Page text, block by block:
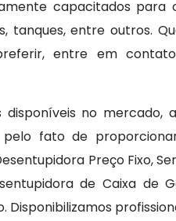
capacitados
tanques, entre outros.
entre em
disponíveis no
pelo fato de
Preço Fixo,
de Caixa de